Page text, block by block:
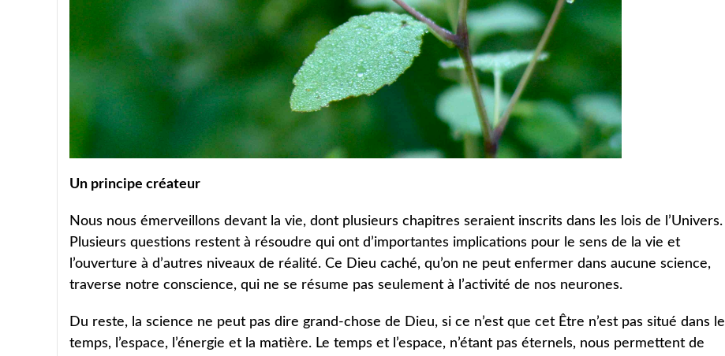
Un principe créateur
Nous nous émerveillons devant la vie, dont plusieurs chapitres seraient inscrits dans les lois de l’Univers.
Plusieurs questions restent à résoudre qui ont d’importantes implications pour le sens de la vie et
l’ouverture à d’autres niveaux de réalité. Ce Dieu caché, qu’on ne peut enfermer dans aucune science,
traverse notre conscience, qui ne se résume pas seulement à l’activité de nos neurones.
Du reste, la science ne peut pas dire grand-chose de Dieu, si ce n’est que cet Être n’est pas situé dans le
temps, l’espace, l’énergie et la matière. Le temps et l’espace, n’étant pas éternels, nous permettent de